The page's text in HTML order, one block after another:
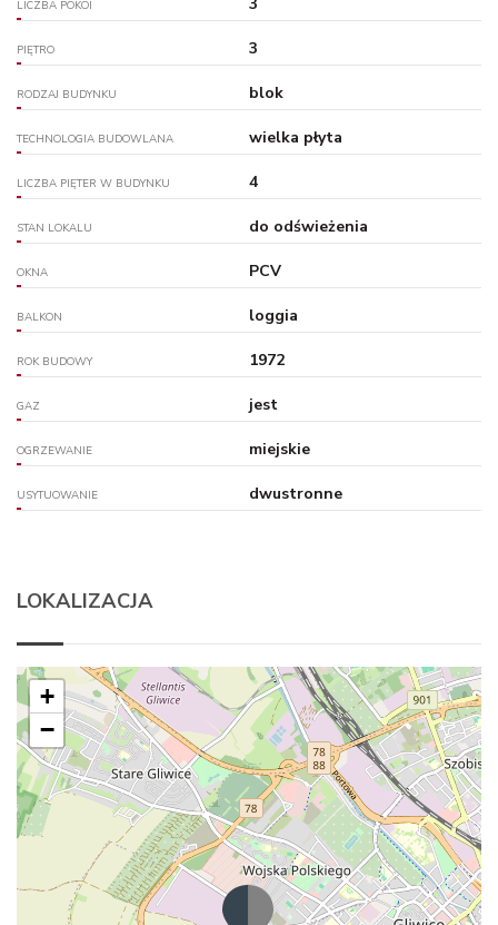
LICZBA POKOI
PIĘTRO 3
RODZAJ BUDYNKU blok
TECHNOLOGIA BUDOWLANA wielka płyta
LICZBA PIĘTER W BUDYNKU 4
STAN LOKALU do odświeżenia
OKNA PCV
BALKON loggia
ROK BUDOWY 1972
GAZ jest
OGRZEWANIE miejskie
USYTUOWANIE dwustronne
LOKALIZACJA
+
−